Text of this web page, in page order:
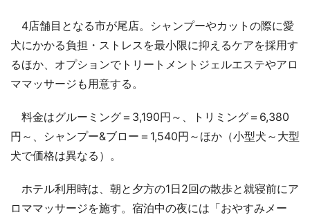
4店舗目となる市が尾店。シャンプーやカットの際に愛
犬にかかる負担・ストレスを最小限に抑えるケアを採用す
るほか、オプションでトリートメントジェルエステやアロ
ママッサージも用意する。
料金はグルーミング＝3,190円～、トリミング＝6,380
円～、シャンプー&ブロー＝1,540円～ほか（小型犬～大型
犬で価格は異なる）。
ホテル利用時は、朝と夕方の1日2回の散歩と就寝前にア
ロママッサージを施す。宿泊中の夜には「おやすみメー